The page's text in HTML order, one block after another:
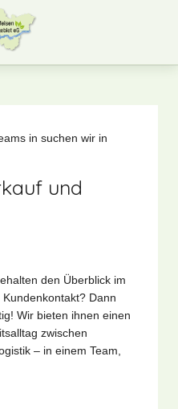
in suchen wir in
und
den Überblick im
Dann
Wir bieten ihnen einen
zwischen
– in einem Team,